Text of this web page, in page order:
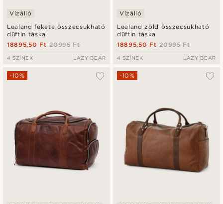
Lealand fekete összecsukható
düftin táska
Vízálló
20995 Ft
18895,50 Ft
4 SZÍNEK LAZY BEAR
Lealand zöld összecsukható
düftin táska
Vízálló
20995 Ft
18895,50 Ft
4 SZÍNEK LAZY BEAR
-10% -10%